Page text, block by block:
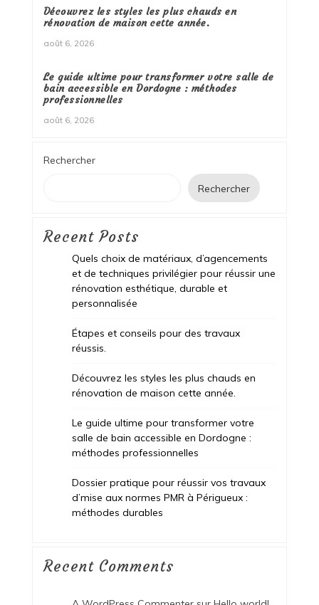
Découvrez les styles les plus chauds en
rénovation de maison cette année.
août 6, 2026
Le guide ultime pour transformer votre salle de
bain accessible en Dordogne : méthodes
professionnelles
août 6, 2026
Rechercher
Rechercher
Recent Posts
Quels choix de matériaux, d’agencements
et de techniques privilégier pour réussir une
rénovation esthétique, durable et
personnalisée
Étapes et conseils pour des travaux
réussis.
Découvrez les styles les plus chauds en
rénovation de maison cette année.
Le guide ultime pour transformer votre
salle de bain accessible en Dordogne :
méthodes professionnelles
Dossier pratique pour réussir vos travaux
d’mise aux normes PMR à Périgueux :
méthodes durables
Recent Comments